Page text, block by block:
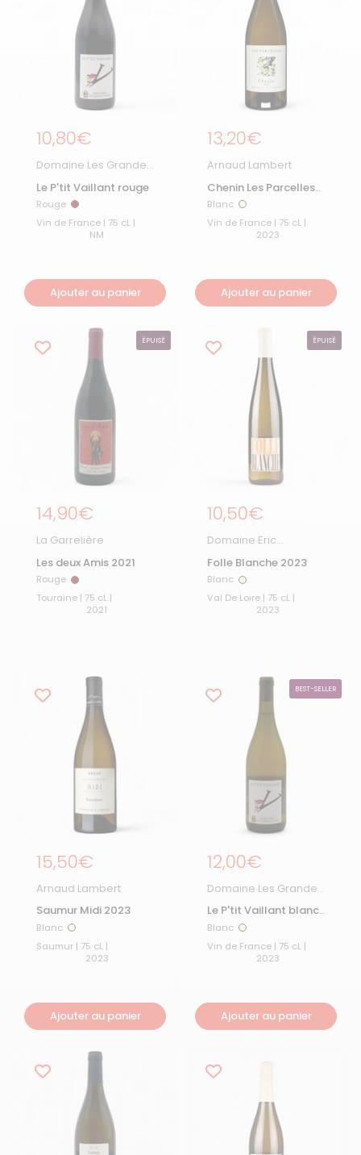
Prix régulier
10,80€
Domaine Les Grandes
Vignes
Le P'tit Vaillant rouge
Rouge Rouge
Vin de France | 75 cL |
NM
Ajouter au panier
Prix régulier
13,20€
Arnaud Lambert
Chenin Les Parcelles
2023
Blanc Blanc
Vin de France | 75 cL |
2023
Ajouter au panier
ÉPUISÉ
Prix régulier
14,90€
La Garrelière
Les deux Amis 2021
Rouge Rouge
Touraine | 75 cL |
2021
ÉPUISÉ
Prix régulier
10,50€
Domaine Eric
Folle Blanche 2023
Blanc Blanc
Val De Loire | 75 cL |
2023
Prix régulier
15,50€
Arnaud Lambert
Saumur Midi 2023
Blanc Blanc
Saumur | 75 cL |
2023
Ajouter au panier
BEST-SELLER
Prix régulier
12,00€
Domaine Les Grandes
Vignes
Le P'tit Vaillant blanc
2023
Blanc Blanc
Vin de France | 75 cL |
2023
Ajouter au panier